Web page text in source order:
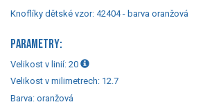
Knoflíky dětské vzor: 42404 - barva oranžová
PARAMETRY:
Velikost v linií: 20
Velikost v milimetrech: 12.7
Barva: oranžová